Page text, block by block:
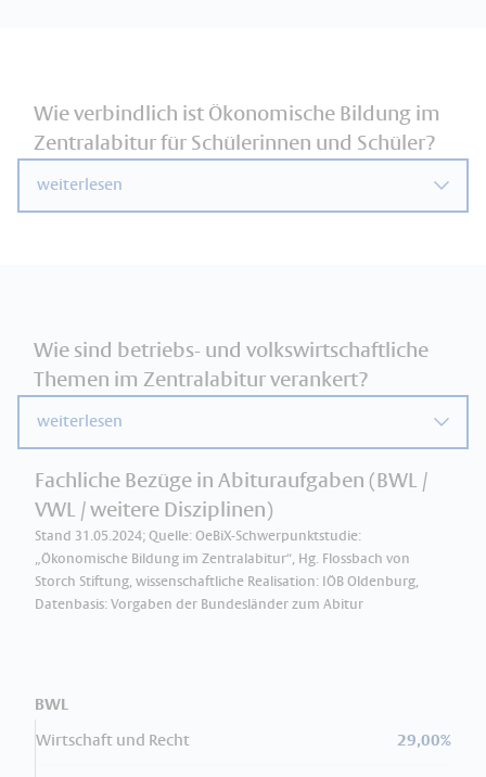
Wie verbindlich ist Ökonomische Bildung im
Zentralabitur für Schülerinnen und Schüler?
weiterlesen
Wie sind betriebs- und volkswirtschaftliche
Themen im Zentralabitur verankert?
weiterlesen
Fachliche Bezüge in Abituraufgaben (BWL /
VWL / weitere Disziplinen)
Stand 31.05.2024; Quelle: OeBiX-Schwerpunktstudie:
„Ökonomische Bildung im Zentralabitur“, Hg. Flossbach von
Storch Stiftung, wissenschaftliche Realisation: IÖB Oldenburg,
Datenbasis: Vorgaben der Bundesländer zum Abitur
Wirtschaft und Recht 29,00%
BWL